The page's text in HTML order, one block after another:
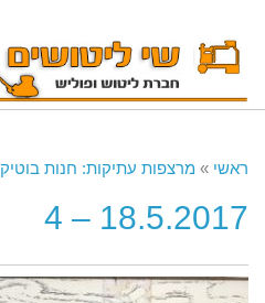
ראשי » מרצפות עתיקות: חנות בוטיק
18.5.2017 – 4